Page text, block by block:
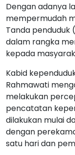
Dengan adanya
mempermudah
Tanda penduduk
dalam rangka
kepada
Kabid
Rahmawati
melakukan
pencatatan
dilakukan mulai
dengan
satu hari dan